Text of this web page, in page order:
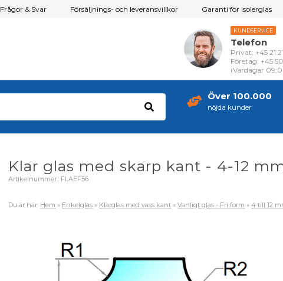
Frågor & Svar Försäljnings- och leveransvillkor Garanti för Isolerglas
KUNDSERVICE
Telefon
Privat: +45 21
Företag: +45
(Vardagar
Över 100.000
nöjda kunder
Klar glas med skarp kant - 4-12
Artikelnummer.: FLAEF56
Du är här: Hem » Enkelglas » Klarglas med vass kant »Vanligt glas - Fri form »4 till 12